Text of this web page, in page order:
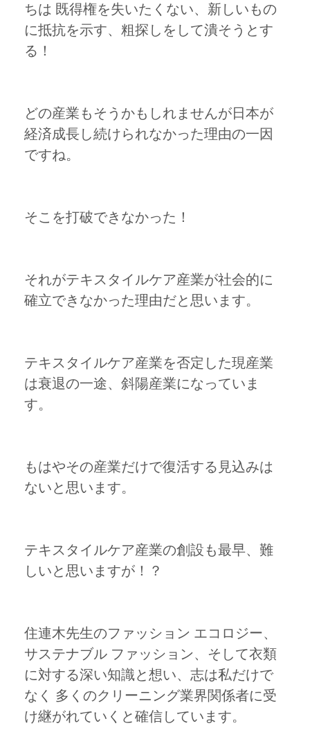
ちは 既得権を失いたくない、新しいもの
に抵抗を示す、粗探しをして潰そうとす
る！
どの産業もそうかもしれませんが日本が
経済成長し続けられなかった理由の一因
ですね。
そこを打破できなかった！
それがテキスタイルケア産業が社会的に
確立できなかった理由だと思います。
テキスタイルケア産業を否定した現産業
は衰退の一途、斜陽産業になっていま
す。
もはやその産業だけで復活する見込みは
ないと思います。
テキスタイルケア産業の創設も最早、難
しいと思いますが！？
住連木先生のファッション エコロジー、
サステナブル ファッション、そして衣類
に対する深い知識と想い、志は私だけで
なく 多くのクリーニング業界関係者に受
け継がれていくと確信しています。